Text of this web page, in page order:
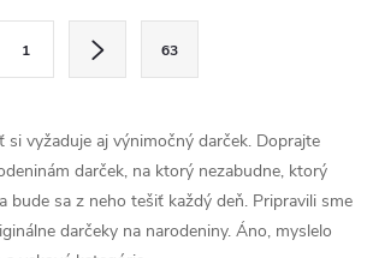
1 63
vyžaduje aj výnimočný darček. Doprajte
darček, na ktorý nezabudne, ktorý
bude sa z neho tešiť každý deň. Pripravili sme
darčeky na narodeniny. Áno, myslelo